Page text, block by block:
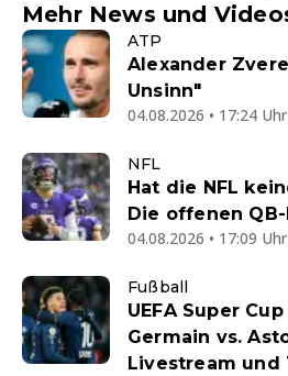
Mehr News und
ATP
Alexander
Unsinn"
04.08.2026 • 17:24 Uhr
NFL
Hat die NFL
Die offenen
04.08.2026 • 17:09 Uhr
Fußball
UEFA Super
Germain vs.
Livestream und